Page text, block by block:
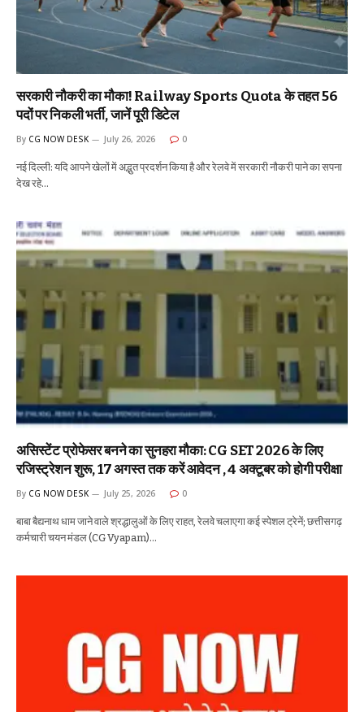
सरकारी नौकरी का मौका! Railway Sports Quota के तहत 56
पदों पर निकली भर्ती, जानें पूरी डिटेल
By CG NOW DESK July 26, 2026 0
नई दिल्ली: यदि आपने खेलों में अद्भुत प्रदर्शन किया है और रेलवे में सरकारी नौकरी पाने का सपना
देख रहे…
असिस्टेंट प्रोफेसर बनने का सुनहरा मौका: CG SET 2026 के लिए
रजिस्ट्रेशन शुरू, 17 अगस्त तक करें आवेदन , 4 अक्टूबर को होगी परीक्षा
By CG NOW DESK July 25, 2026 0
बाबा बैद्यनाथ धाम जाने वाले श्रद्धालुओं के लिए राहत, रेलवे चलाएगा कई स्पेशल ट्रेनें; छत्तीसगढ़
कर्मचारी चयन मंडल (CG Vyapam)…